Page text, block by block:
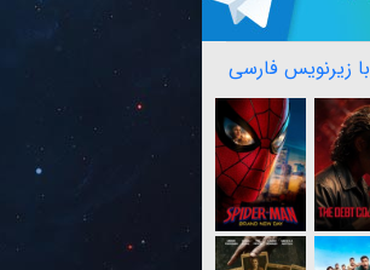
با زیرنویس فارسی